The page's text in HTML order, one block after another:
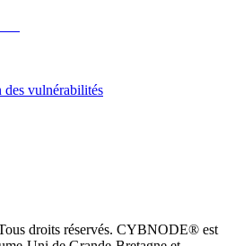
vulnérabilités
droits réservés. CYBNODE® est